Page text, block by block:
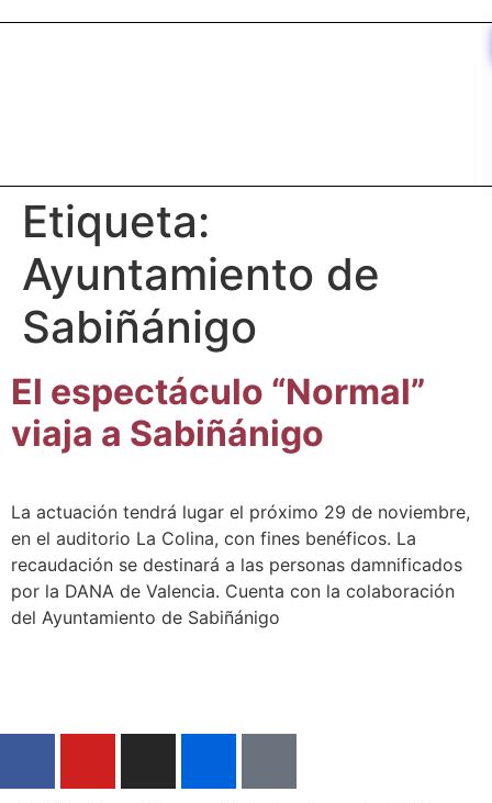
Etiqueta:
Ayuntamiento de
Sabiñánigo
El espectáculo “Normal”
viaja a Sabiñánigo
La actuación tendrá lugar el próximo 29 de noviembre,
en el auditorio La Colina, con fines benéficos. La
recaudación se destinará a las personas damnificados
por la DANA de Valencia. Cuenta con la colaboración
del Ayuntamiento de Sabiñánigo